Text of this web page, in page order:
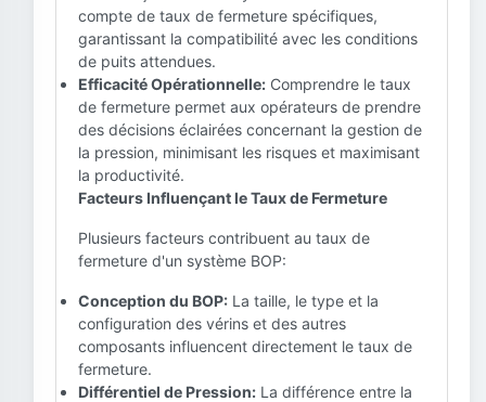
compte de taux de fermeture spécifiques,
garantissant la compatibilité avec les conditions
de puits attendues.
Efficacité Opérationnelle: Comprendre le taux
de fermeture permet aux opérateurs de prendre
des décisions éclairées concernant la gestion de
la pression, minimisant les risques et maximisant
la productivité.
Facteurs Influençant le Taux de Fermeture
Plusieurs facteurs contribuent au taux de
fermeture d'un système BOP:
Conception du BOP: La taille, le type et la
configuration des vérins et des autres
composants influencent directement le taux de
fermeture.
Différentiel de Pression: La différence entre la